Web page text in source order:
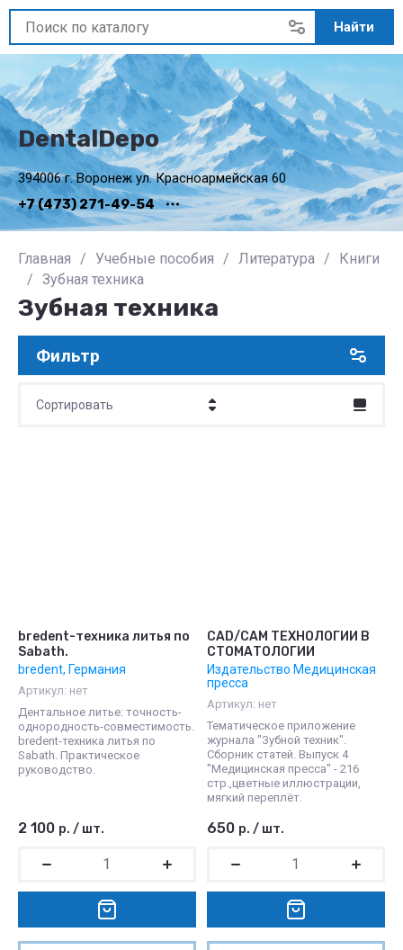
394006 г. Воронеж ул. Красноармейская 60
+7 (473) 271-49-54
DentalDepo
Найти
Главная / Учебные пособия / Литература /
Книги
/ Зубная техника
Зубная техника
Фильтр
Сортировать
bredent-техника литья по
Sabath.
bredent, Германия
Артикул: нет
Дентальное литье: точность-
однородность-совместимость.
bredent-техника литья по
Sabath. Практическое
руководство.
2 100 р. / шт.
CAD/CAM ТЕХНОЛОГИИ В
СТОМАТОЛОГИИ
Издательство Медицинская
пресса
Артикул: нет
Тематическое приложение
журнала "Зубной техник".
Сборник статей. Выпуск 4
"Медицинская пресса" - 216
стр.,цветные иллюстрации,
мягкий переплёт.
650 р. / шт.